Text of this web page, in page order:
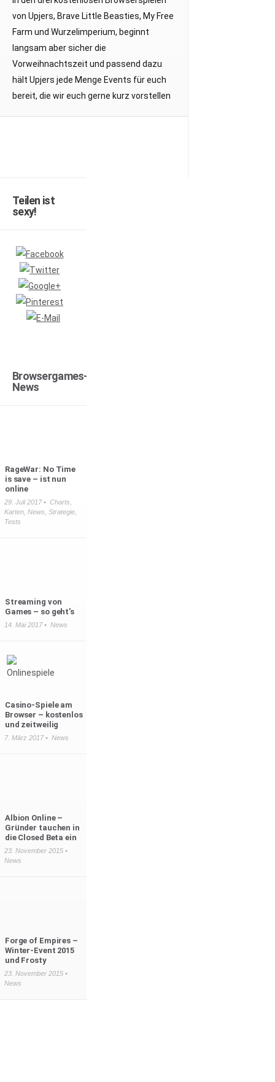
von Upjers, Brave Little Beasties, My Free
Farm und Wurzelimperium, beginnt
langsam aber sicher die
Vorweihnachtszeit und passend dazu
hält Upjers jede Menge Events für euch
bereit, die wir euch gerne kurz vorstellen
Teilen ist
sexy!
Browsergames-
News
RageWar: No Time
is save – ist nun
online
29. Juli 2017 • Charts
Karten, News Strategie,
Tests
Streaming von
Games – so geht’s
14. Mai 2017 • News
Casino-Spiele am
Browser – kostenlos
und zeitweilig
7. März 2017 • News
Albion Online –
Gründer tauchen in
die Closed Beta ein
23. November 2015 •
News
Forge of Empires –
Winter-Event 2015
und Frosty
23. November 2015 •
News